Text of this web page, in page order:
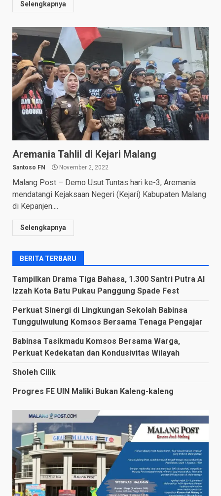
Selengkapnya
Aremania Tahlil di Kejari Malang
Santoso FN November 2, 2022
Malang Post – Demo Usut Tuntas hari ke-3, Aremania
mendatangi Kejaksaan Negeri (Kejari) Kabupaten Malang
di Kepanjen....
Selengkapnya
BERITA TERBARU
Tampilkan Drama Tiga Bahasa, 1.300 Santri Putra Al
Izzah Kota Batu Pukau Panggung Spade Fest
Perkuat Sinergi di Lingkungan Sekolah Babinsa
Tunggulwulung Komsos Bersama Tenaga Pengajar
Babinsa Tasikmadu Komsos Bersama Warga,
Perkuat Kedekatan dan Kondusivitas Wilayah
Sholeh Cilik
Progres FE UIN Maliki Bukan Kaleng-kaleng